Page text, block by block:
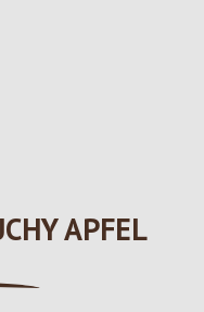
APFEL